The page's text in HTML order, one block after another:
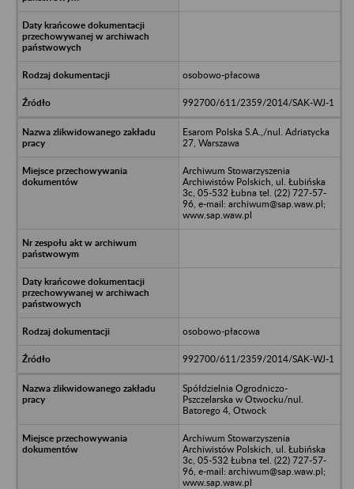
osobowo-płacowa
992700/611/2359/2014/SAK-WJ-1
Esarom Polska S.A.,/nul. Adriatycka
27, Warszawa
Archiwum Stowarzyszenia
Archiwistów Polskich, ul. Łubińska
3c, 05-532 Łubna tel. (22) 727-57-
96, e-mail: archiwum@sap.waw.pl;
www.sap.waw.pl
osobowo-płacowa
992700/611/2359/2014/SAK-WJ-1
Spółdzielnia Ogrodniczo-
Pszczelarska w Otwocku/nul.
Batorego 4, Otwock
Archiwum Stowarzyszenia
Archiwistów Polskich, ul. Łubińska
3c, 05-532 Łubna tel. (22) 727-57-
96, e-mail: archiwum@sap.waw.pl;
www.sap.waw.pl